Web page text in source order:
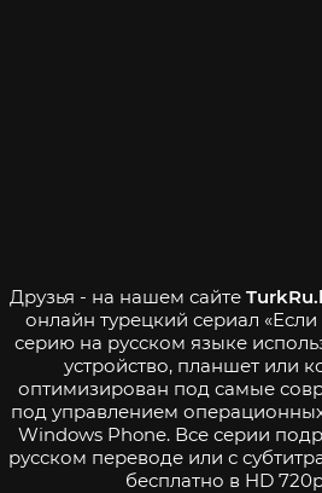
Друзья - на нашем сайте
онлайн турецкий сериал
серию на русском языке
устройство, планшет или
оптимизирован под самые
под управлением
Windows Phone. Все серии
русском переводе или с
бесплатно в HD